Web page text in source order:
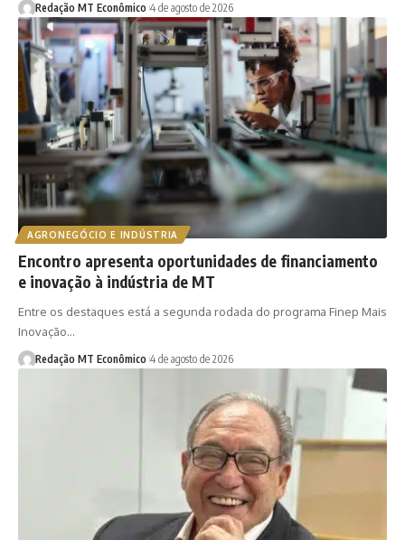
Redação MT Econômico 4 de agosto de 2026
AGRONEGÓCIO E INDÚSTRIA
Encontro apresenta oportunidades de financiamento
e inovação à indústria de MT
Entre os destaques está a segunda rodada do programa Finep Mais
Inovação…
Redação MT Econômico 4 de agosto de 2026